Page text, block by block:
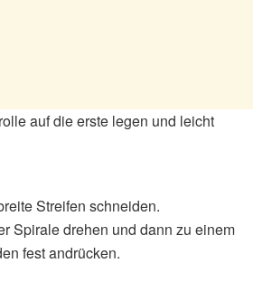
auf die erste legen und leicht
Streifen schneiden.
Spirale drehen und dann zu einem
fest andrücken.